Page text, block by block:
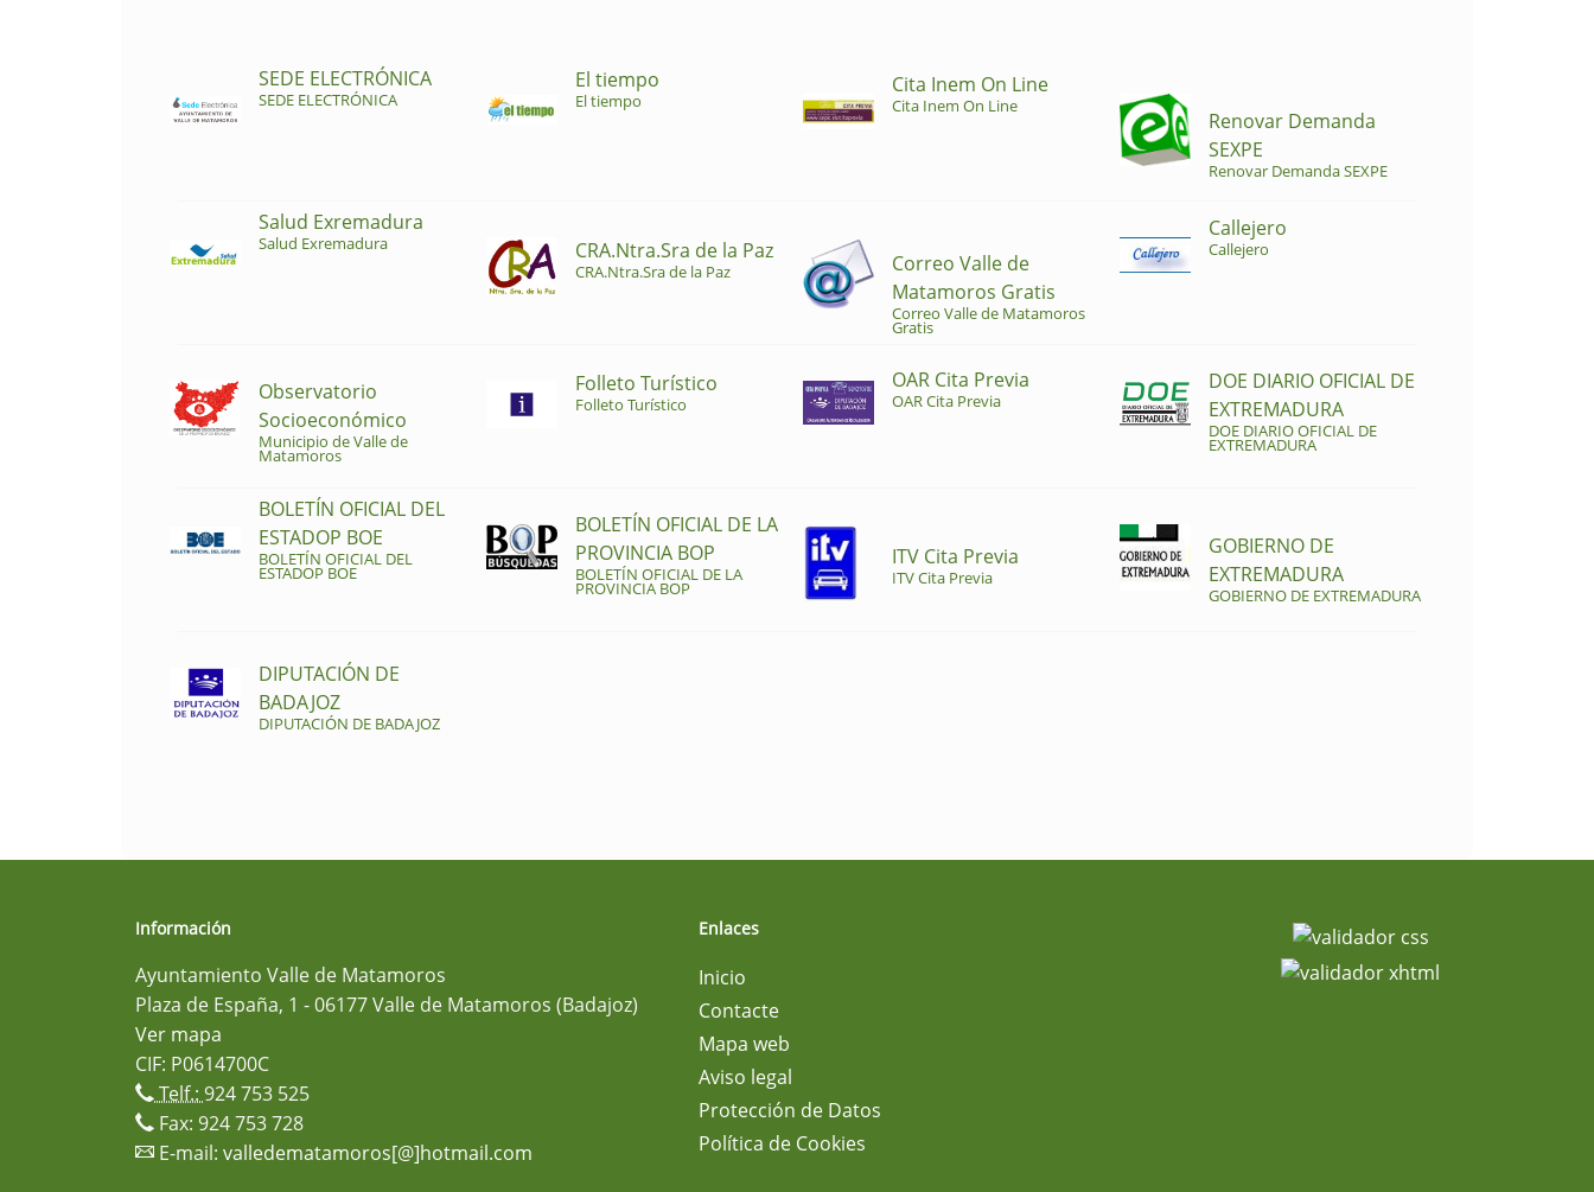
SEDE ELECTRÓNICA
SEDE ELECTRÓNICA
El tiempo
El tiempo
Cita Inem On Line
Cita Inem On Line
Renovar Demanda
SEXPE
Renovar Demanda SEXPE
Salud Exremadura
Salud Exremadura CRA.Ntra.Sra de la Paz
CRA.Ntra.Sra de la Paz
Correo Valle de
Matamoros Gratis
Correo Valle de Matamoros
Gratis
Callejero
Callejero
Observatorio
Socioeconómico
Municipio de Valle de
Matamoros
Folleto Turístico
Folleto Turístico
OAR Cita Previa
OAR Cita Previa
DOE DIARIO OFICIAL DE
EXTREMADURA
DOE DIARIO OFICIAL DE
EXTREMADURA
BOLETÍN OFICIAL DEL
ESTADOP BOE
BOLETÍN OFICIAL DEL
ESTADOP BOE
BOLETÍN OFICIAL DE LA
PROVINCIA BOP
BOLETÍN OFICIAL DE LA
PROVINCIA BOP
ITV Cita Previa
ITV Cita Previa
GOBIERNO DE
EXTREMADURA
GOBIERNO DE EXTREMADURA
DIPUTACIÓN DE
BADAJOZ
DIPUTACIÓN DE BADAJOZ
Información
Ayuntamiento Valle de Matamoros
Plaza de España, 1 - 06177 Valle de Matamoros (Badajoz)
Ver mapa
CIF: P0614700C
Telf.: 924 753 525
Fax: 924 753 728
E-mail: valledematamoros[@]hotmail.com
Enlaces
Inicio
Contacte
Mapa web
Aviso legal
Protección de Datos
Política de Cookies